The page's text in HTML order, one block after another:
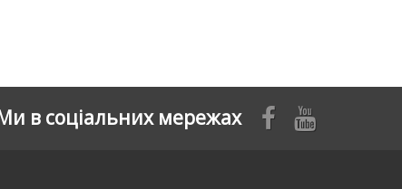
в соціальних мережах